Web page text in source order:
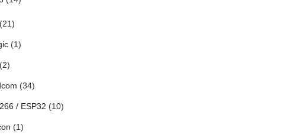
(1)
(2)
(34)
/ ESP32 (10)
(1)